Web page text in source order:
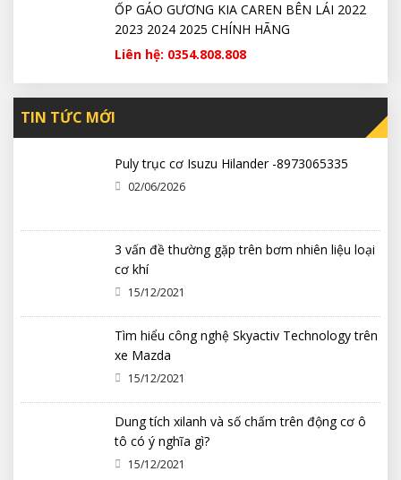
ỐP GÁO GƯƠNG KIA CAREN BÊN LÁI 2022
2023 2024 2025 CHÍNH HÃNG
Liên hệ: 0354.808.808
TIN TỨC MỚI
Puly trục cơ Isuzu Hilander -8973065335
02/06/2026
3 vấn đề thường gặp trên bơm nhiên liệu loại
cơ khí
15/12/2021
Tìm hiểu công nghệ Skyactiv Technology trên
xe Mazda
15/12/2021
Dung tích xilanh và số chấm trên động cơ ô
tô có ý nghĩa gì?
15/12/2021